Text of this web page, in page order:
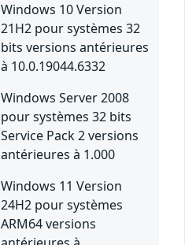
Windows 10 Version
21H2 pour systèmes 32
bits versions antérieures
à 10.0.19044.6332
Windows Server 2008
pour systèmes 32 bits
Service Pack 2 versions
antérieures à 1.000
Windows 11 Version
24H2 pour systèmes
ARM64 versions